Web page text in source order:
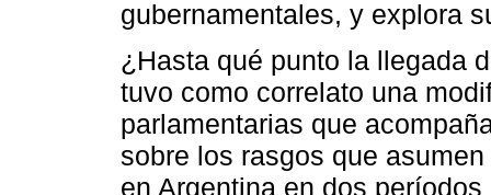
gubernamentales, y explora
¿Hasta qué punto la llegada
tuvo como correlato una
parlamentarias que
sobre los rasgos que
en Argentina en dos